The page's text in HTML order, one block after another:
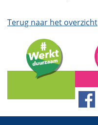
Terug naar het overzicht